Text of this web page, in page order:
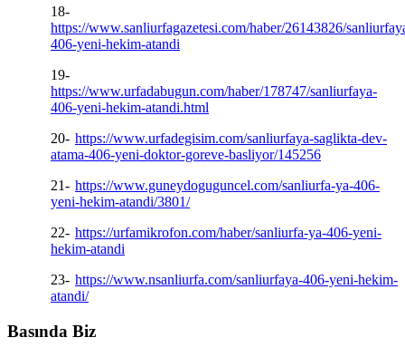
18-
https://www.sanliurfagazetesi.com/haber/26143826/
406-yeni-hekim-atandi
19-
https://www.urfadabugun.com/haber/178747/sanliurfaya-
406-yeni-hekim-atandi.html
20- https://www.urfadegisim.com/sanliurfaya-saglikta-dev-
atama-406-yeni-doktor-goreve-basliyor/145256
21- https://www.guneydoguguncel.com/sanliurfa-ya-406-
yeni-hekim-atandi/3801/
22- https://urfamikrofon.com/haber/sanliurfa-ya-406-yeni-
hekim-atandi
23- https://www.nsanliurfa.com/sanliurfaya-406-yeni-hekim-
atandi/
Basında Biz